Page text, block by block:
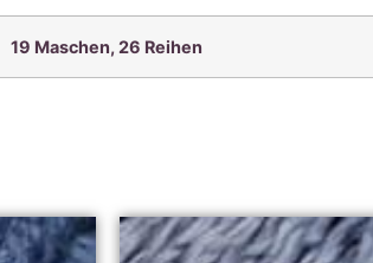
19 Maschen, 26 Reihen